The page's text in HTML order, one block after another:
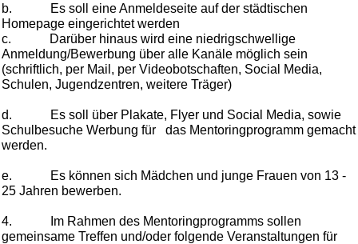
b.
Es soll eine Anmeldeseite auf der städtischen
Homepage eingerichtet werden
c.
Darüber hinaus wird eine niedrigschwellige
Anmeldung/Bewerbung über alle Kanäle möglich sein
(schriftlich, per Mail, per Videobotschaften, Social Media,
Schulen, Jugendzentren, weitere Träger)
d.
Es soll über Plakate, Flyer und Social Media, sowie
Schulbesuche Werbung für das Mentoringprogramm gemacht
werden.
e.
Es können sich Mädchen und junge Frauen von 13 -
25 Jahren bewerben.
4. Im Rahmen des Mentoringprogramms sollen
gemeinsame Treffen und/oder folgende Veranstaltungen für